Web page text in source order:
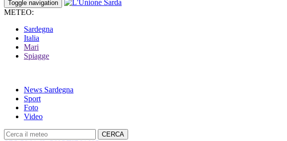
Toggle navigation
METEO:
Sardegna
Italia
Mari
Spiagge
News Sardegna
Sport
Foto
Video